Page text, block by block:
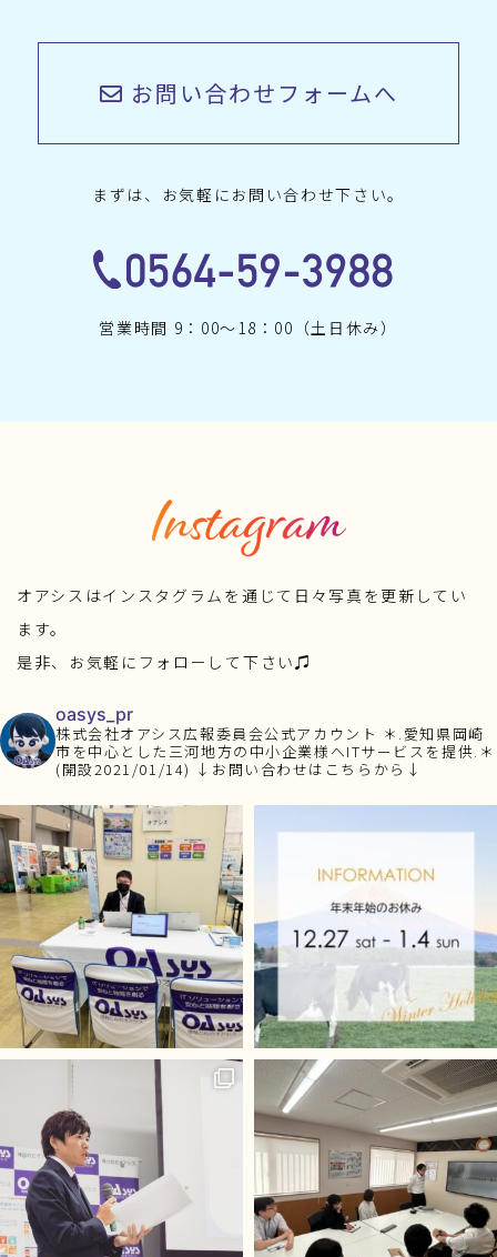
お問い合わせフォームへ
まずは、お気軽にお問い合わせ下さい。
営業時間 9：00〜18：00（土日休み）
オアシスはインスタグラムを通じて日々写真を更新してい
ます。
是非、お気軽にフォローして下さい♫
oasys_pr
株式会社オアシス広報委員会公式アカウント ＊.愛知県岡崎
市を中心とした三河地方の中小企業様へITサービスを提供.＊
(開設2021/01/14) ↓お問い合わせはこちらから↓